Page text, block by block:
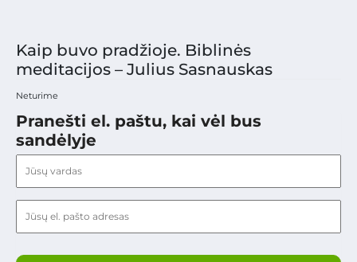
Kaip buvo pradžioje. Biblinės
meditacijos – Julius Sasnauskas
Neturime
Pranešti el. paštu, kai vėl bus
sandėlyje